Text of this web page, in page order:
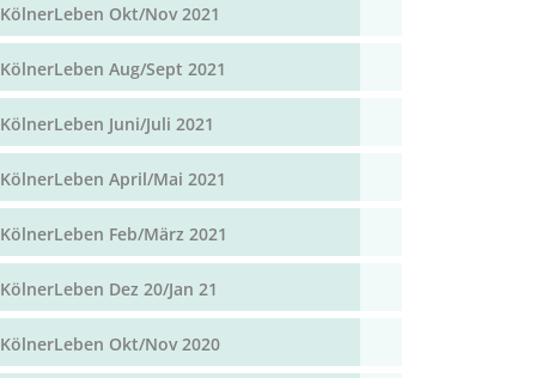
KölnerLeben Okt/Nov 2021
KölnerLeben Aug/Sept 2021
KölnerLeben Juni/Juli 2021
KölnerLeben April/Mai 2021
KölnerLeben Feb/März 2021
KölnerLeben Dez 20/Jan 21
KölnerLeben Okt/Nov 2020